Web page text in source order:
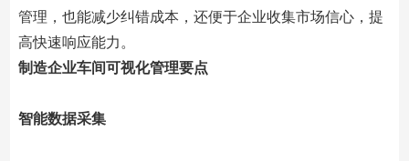
管理，也能减少纠错成本，还便于企业收集市场信心，提
高快速响应能力。
制造企业车间可视化管理要点
智能数据采集